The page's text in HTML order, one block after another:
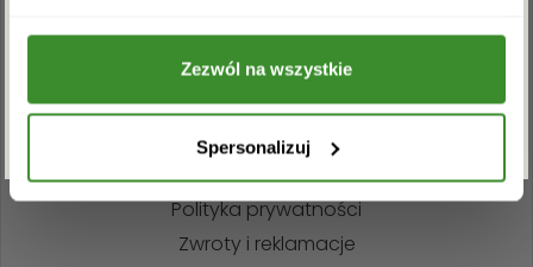
Zezwól na wszystkie
Spersonalizuj
INFORMACJE
Regulamin sklepu
Polityka prywatności
Zwroty i reklamacje
ZAPISZ SIĘ